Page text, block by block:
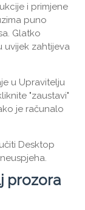
i primjene
puno
Glatko
uvijek zahtijeva
u Upravitelju
"zaustavi"
je računalo
Desktop
prozora